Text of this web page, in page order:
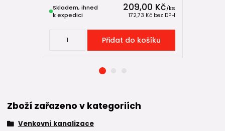
209,00 Kč/ks
172,73 Kč bez DPH
Skladem, ihned
k expedici
Přidat do košíku
Zboží zařazeno v kategoriích
Venkovní kanalizace